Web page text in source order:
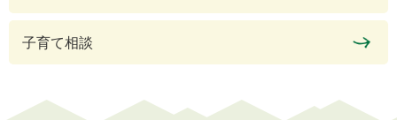
子育て相談